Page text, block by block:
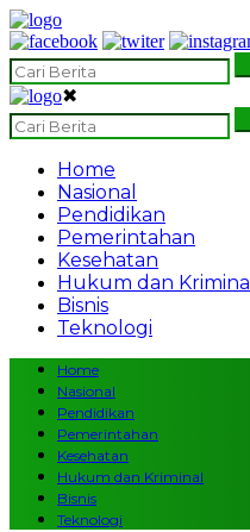
✖
Home
Nasional
Pendidikan
Pemerintahan
Kesehatan
Hukum dan Kriminal
Bisnis
Teknologi
Home
Nasional
Pendidikan
Pemerintahan
Kesehatan
Hukum dan Kriminal
Bisnis
Teknologi